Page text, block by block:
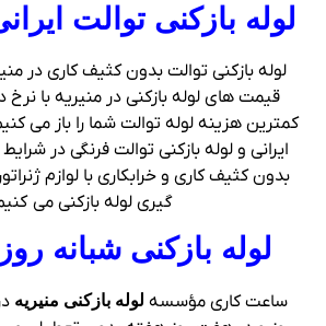
لوله بازکنی توالت
لوله بازکنی توالت بدون کثیف کاری در
قیمت های لوله بازکنی در منیریه با نرخ
کمترین هزینه لوله توالت شما را باز می
ایرانی و لوله بازکنی توالت فرنگی در
بدون کثیف کاری و خرابکاری با لوازم
گیری لوله بازکنی می
لوله بازکنی شبانه
ساعت کاری مؤسسه لوله بازکنی منیریه